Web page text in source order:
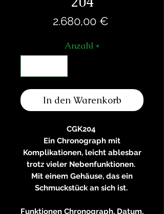
2.680,00 €
Anzahl *
In den Warenkorb
CGK204
Ein Chronograph mit
Komplikationen, leicht ablesbar
trotz vieler Nebenfunktionen.
Mit einem Gehäuse, das ein
Schmuckstück an sich ist.
Funktionen Chronograph, Datum,